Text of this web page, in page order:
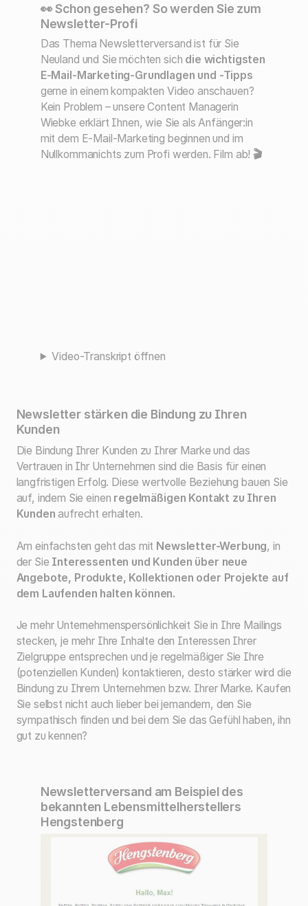
👀 Schon gesehen? So werden Sie zum
Newsletter-Profi
Das Thema Newsletterversand ist für Sie
Neuland und Sie möchten sich die wichtigsten
E-Mail-Marketing-Grundlagen und -Tipps
gerne in einem kompakten Video anschauen?
Kein Problem – unsere Content Managerin
Wiebke erklärt Ihnen, wie Sie als Anfänger:in
mit dem E-Mail-Marketing beginnen und im
Nullkommanichts zum Profi werden. Film ab! 🎬
Video-Transkript öffnen
Newsletter stärken die Bindung zu Ihren
Kunden
Die Bindung Ihrer Kunden zu Ihrer Marke und das
Vertrauen in Ihr Unternehmen sind die Basis für einen
langfristigen Erfolg. Diese wertvolle Beziehung bauen Sie
auf, indem Sie einen regelmäßigen Kontakt zu Ihren
Kunden aufrecht erhalten.
Am einfachsten geht das mit Newsletter-Werbung, in
der Sie Interessenten und Kunden über neue
Angebote, Produkte, Kollektionen oder Projekte auf
dem Laufenden halten können.
Je mehr Unternehmenspersönlichkeit Sie in Ihre Mailings
stecken, je mehr Ihre Inhalte den Interessen Ihrer
Zielgruppe entsprechen und je regelmäßiger Sie Ihre
(potenziellen Kunden) kontaktieren, desto stärker wird die
Bindung zu Ihrem Unternehmen bzw. Ihrer Marke. Kaufen
Sie selbst nicht auch lieber bei jemandem, den Sie
sympathisch finden und bei dem Sie das Gefühl haben, ihn
gut zu kennen?
Newsletterversand am Beispiel des
bekannten Lebensmittelherstellers
Hengstenberg